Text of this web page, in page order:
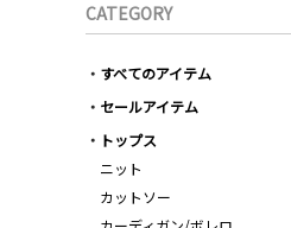
CATEGORY
すべてのアイテム
セールアイテム
トップス
ニット
カットソー